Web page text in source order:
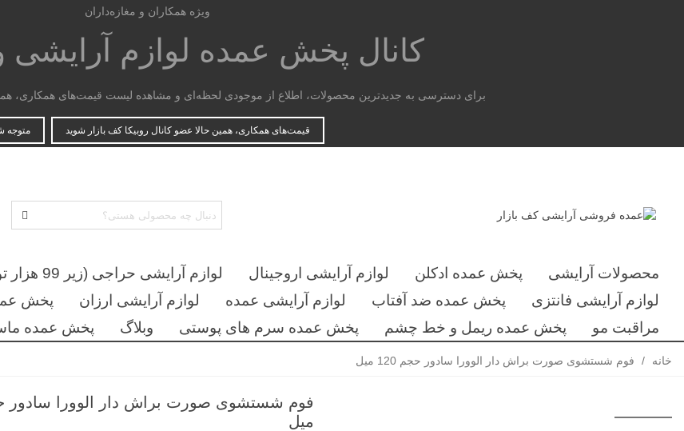
ویژه همکاران و مغازه‌داران
کانال پخش عمده لوازم آرایشی
برای دسترسی به جدیدترین محصولات، اطلاع از موجودی لحظه‌ای و مشاهده لیست قیمت‌های همکاری،
قیمت‌های همکاری، همین حالا عضو کانال روبیکا کف بازار شوید متوجه
محصولات آرایشی پخش عمده ادکلن لوازم آرایشی اروجینال لوازم آرایشی حراجی (زیر 99 هزار تومان)
لوازم آرایشی فانتزی
پخش عمده ضد آفتاب لوازم آرایشی عمده لوازم آرایشی ارزان پخش
مراقبت مو
پخش عمده ریمل و خط چشم پخش عمده سرم های پوستی وبلاگ پخش عمده
خانه / فوم شستشوی صورت براش دار الوورا سادور حجم 120 میل
میل